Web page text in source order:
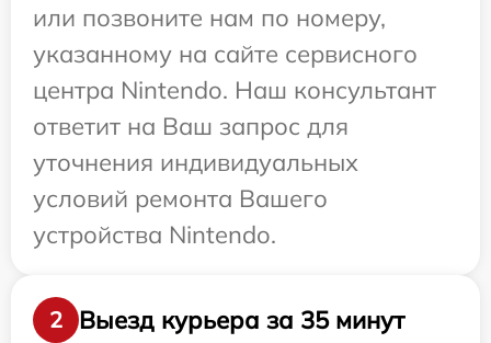
или позвоните нам по номеру,
указанному на сайте сервисного
центра Nintendo. Наш консультант
ответит на Ваш запрос для
уточнения индивидуальных
условий ремонта Вашего
устройства Nintendo.
2 Выезд курьера за 35 минут